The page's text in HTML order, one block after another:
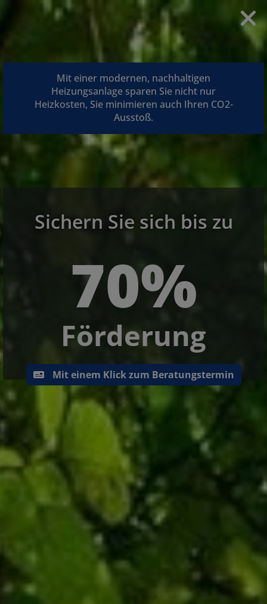
Mit einer modernen, nachhaltigen
Heizungsanlage sparen Sie nicht nur
Heizkosten, Sie minimieren auch Ihren CO2-
Ausstoß.
Sichern Sie sich bis zu
70%
Förderung
Mit einem Klick zum Beratungstermin